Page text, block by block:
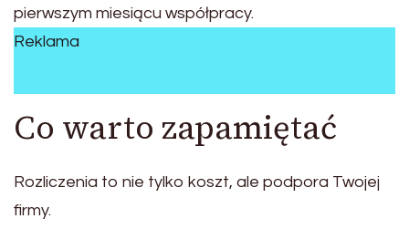
pierwszym miesiącu współpracy.
Reklama
Co warto zapamiętać
Rozliczenia to nie tylko koszt, ale podpora Twojej
firmy.